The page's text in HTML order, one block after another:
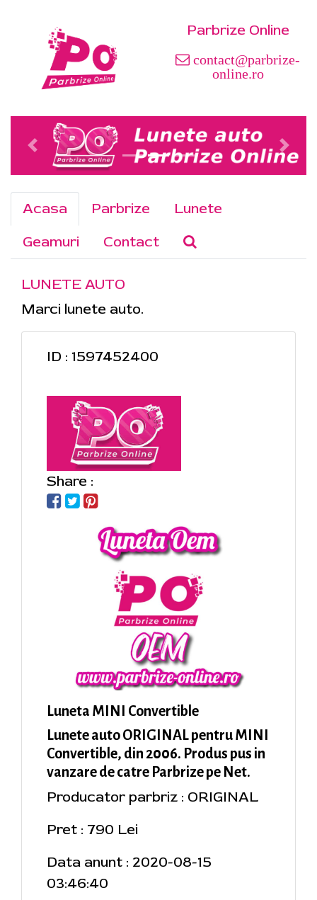
Parbrize Online
contact@parbrize-
online.ro
Acasa Parbrize
Lunete
Geamuri
Contact
LUNETE AUTO
Marci lunete auto.
ID : 1597452400
Share :
Luneta MINI Convertible
Lunete auto ORIGINAL pentru MINI
Convertible, din 2006. Produs pus in
vanzare de catre Parbrize pe Net.
Producator parbriz : ORIGINAL
Pret : 790 Lei
Data anunt : 2020-08-15
03:46:40